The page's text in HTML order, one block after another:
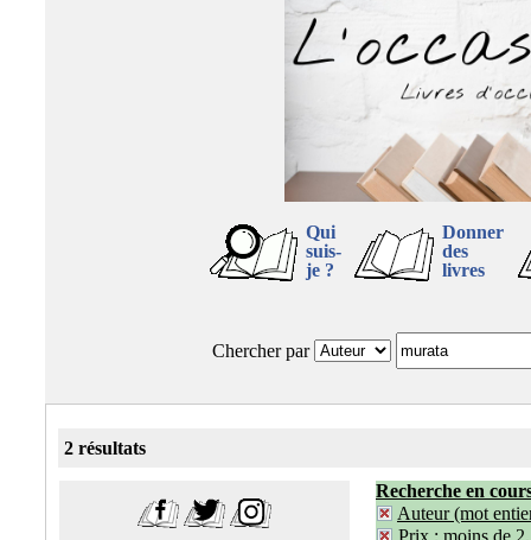
Qui
suis-
je ?
Donner
des
livres
Chercher par
2 résultats
Recherche en
Auteur (mot
Prix : moins de